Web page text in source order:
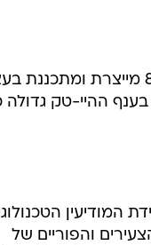
באתר האינטרנט היחידה מספרים: "להבדיל מיחידות צה"ליות רבות, 8200
ההיי-טק גדולה
המודיעין
טק הצעירים והפוריים של